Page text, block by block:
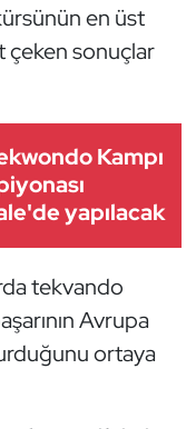
en üst
çeken sonuçlar
Kampı
yapılacak
tekvando
Avrupa
ortaya